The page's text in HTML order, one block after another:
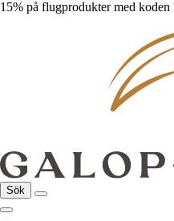
15% på flugprodukter med koden
Sök